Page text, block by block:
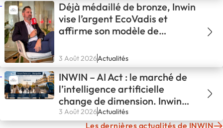
Déjà médaillé de bronze, Inwin
vise l’argent EcoVadis et
affirme son modèle de
3 Août 2026Actualités
INWIN – AI Act : le marché de
l’intelligence artificielle
change de dimension. Inwin
aussi.
3 Août 2026Actualités
Les dernières actualités de INWIN